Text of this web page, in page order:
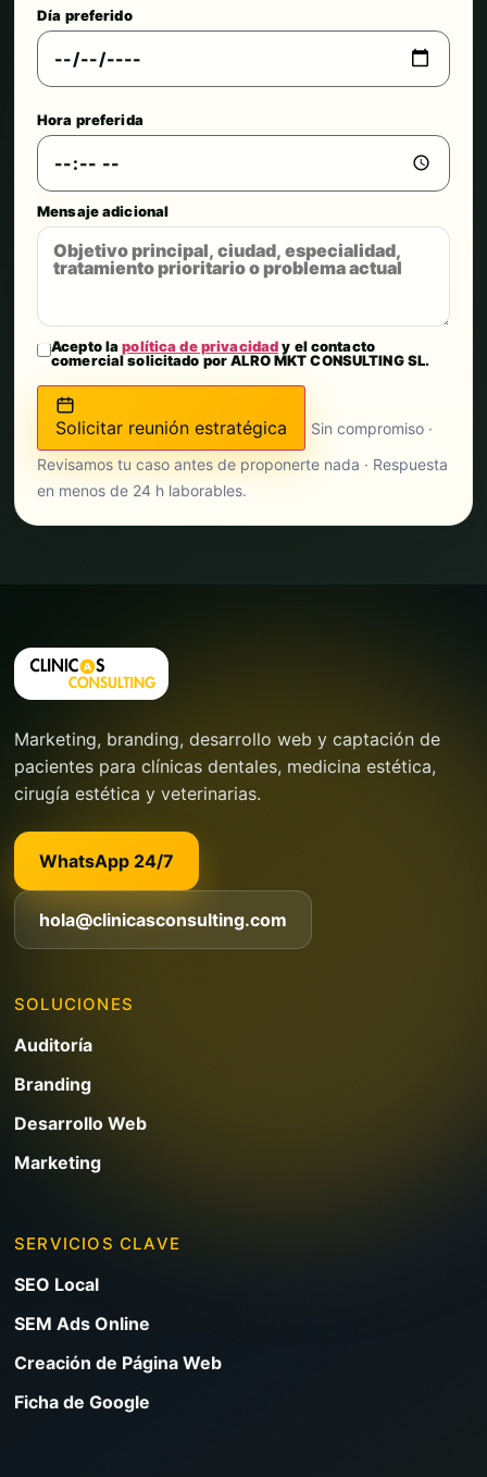
Día preferido
Hora preferida
Mensaje adicional
Acepto lapolítica de privacidady el contacto
comercial solicitado por ALRO MKT CONSULTING SL.
Solicitar reunión estratégica
Sin compromiso ·
Revisamos tu caso antes de proponerte nada · Respuesta
en menos de 24 h laborables.
Marketing, branding, desarrollo web y captación de
pacientes para clínicas dentales, medicina estética,
cirugía estética y veterinarias.
WhatsApp 24/7
hola@clinicasconsulting.com
SOLUCIONES
Auditoría
Branding
Desarrollo Web
Marketing
SERVICIOS CLAVE
SEO Local
SEM Ads Online
Creación de Página Web
Ficha de Google